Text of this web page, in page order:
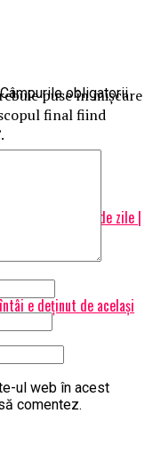
puse în mişcare
final fiind
timp de 90 de zile |
e deținut de același
Câmpurile obligatorii
ul web în acest
comentez.